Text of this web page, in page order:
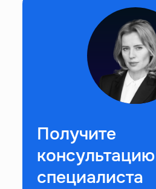
Получите
специалиста